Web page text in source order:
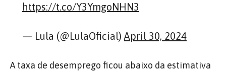
https://t.co/Y3YmgoNHN3
— Lula (@LulaOficial) April 30, 2024
A taxa de desemprego ficou abaixo da estimativa